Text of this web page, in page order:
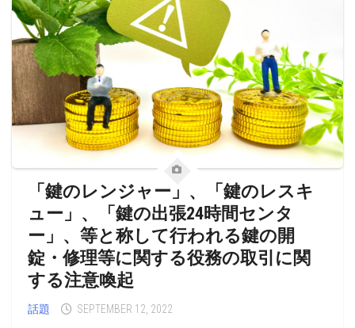
「鍵のレンジャー」、「鍵のレスキ
ュー」、「鍵の出張24時間センタ
ー」、等と称して行われる鍵の開
錠・修理等に関する役務の取引に関
する注意喚起
話題 SEPTEMBER 12, 2022